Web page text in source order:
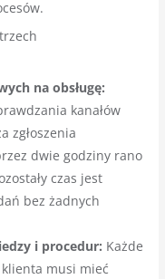
na obsługę:
kanałów
zgłoszenia
dwie godziny rano
czas jest
bez żadnych
i procedur: Każde
musi mieć